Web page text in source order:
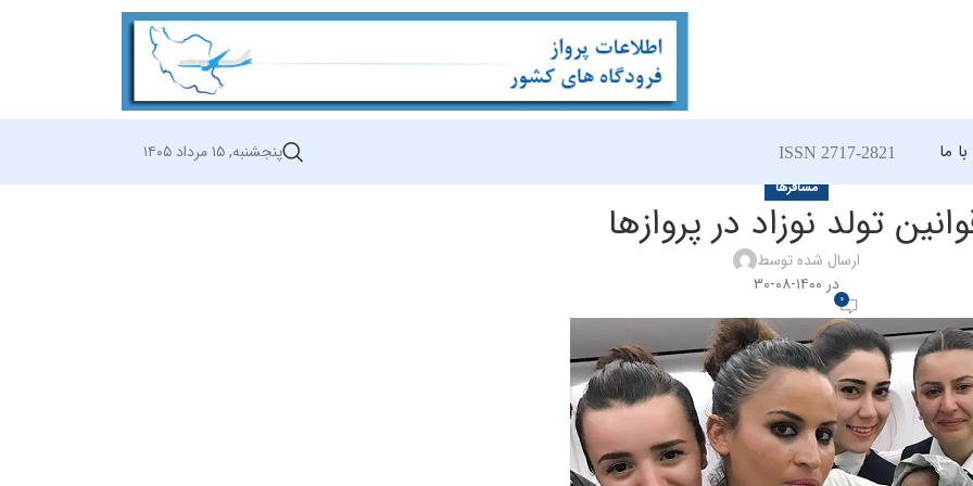
ما ISSN 2717-2821 پنجشنبه, ۱۵ مرداد ۱۴۰۵
مسافرها
تولد نوزاد در پروازها
ارسال شده توسط
در ۱۴۰۰-۰۸-۳۰
0